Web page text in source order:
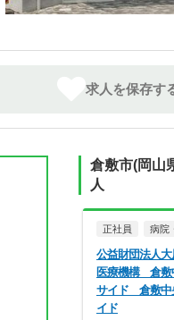
求人を保存す
倉敷市(岡山
人
正社員 病院
公益財団法人
医療機構 倉敷
サイド 倉敷中
イド